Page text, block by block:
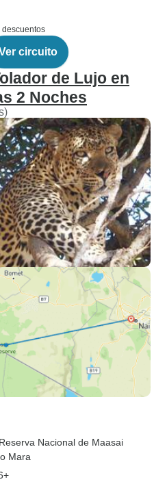
circuito
de Lujo en
2 Noches
Reserva Nacional de Maasai
Mara